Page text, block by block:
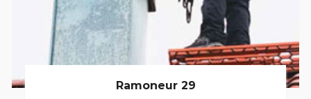
Ramoneur 29